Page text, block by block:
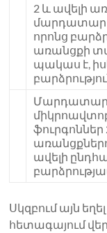
2 և ավելի
մարդատար
որոնց
առանցքի
պակաս է,
Մարդատար
ֆուրգոններ
ավելի
Սկզբում այն
հետագայում